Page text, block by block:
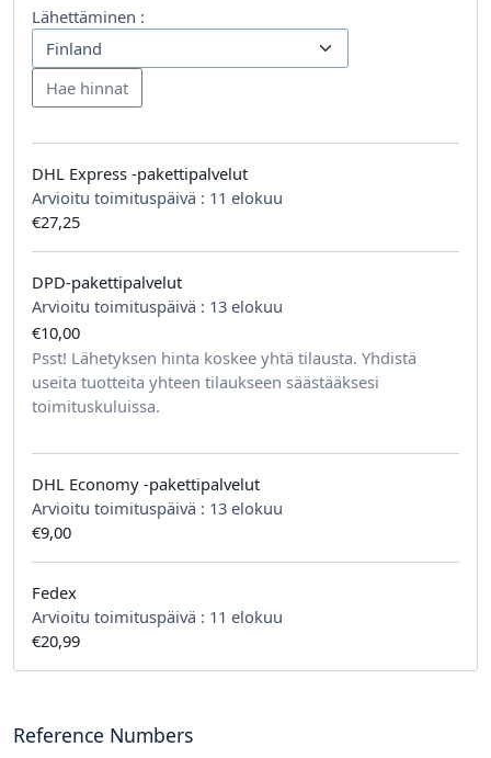
Lähettäminen :
DHL Express -pakettipalvelut
Arvioitu toimituspäivä : 11 elokuu
€27,25
DPD-pakettipalvelut
Arvioitu toimituspäivä : 13 elokuu
€10,00
Psst! Lähetyksen hinta koskee yhtä tilausta. Yhdistä
useita tuotteita yhteen tilaukseen säästääksesi
toimituskuluissa.
DHL Economy -pakettipalvelut
Arvioitu toimituspäivä : 13 elokuu
€9,00
Fedex
Arvioitu toimituspäivä : 11 elokuu
€20,99
Reference Numbers